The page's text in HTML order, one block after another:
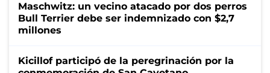
Maschwitz: un vecino atacado por dos perros
Bull Terrier debe ser indemnizado con $2,7
millones
Kicillof participó de la peregrinación por la